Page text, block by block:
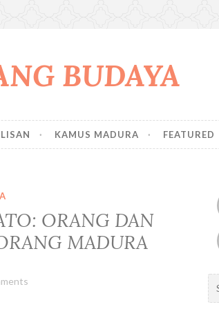
BUDAYA
KAMUS MADURA FEATURED
ORANG DAN
MADURA